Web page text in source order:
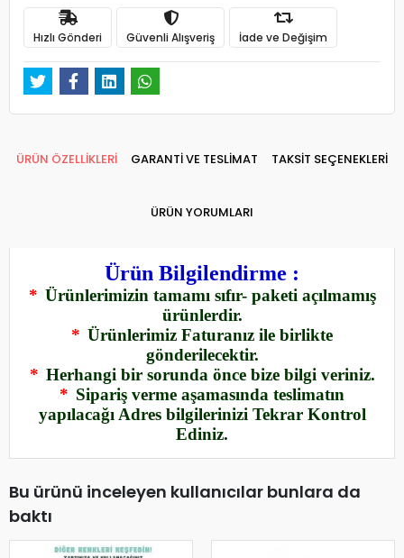
Hızlı Gönderi Güvenli Alışveriş İade ve Değişim
ÜRÜN ÖZELLİKLERİ GARANTİ VE TESLİMAT TAKSİT SEÇENEKLERİ
ÜRÜN YORUMLARI
Ürün Bilgilendirme :
* Ürünlerimizin tamamı sıfır- paketi açılmamış
ürünlerdir.
* Ürünlerimiz Faturanız ile birlikte
gönderilecektir.
* Herhangi bir sorunda önce bize bilgi veriniz.
* Sipariş verme aşamasında teslimatın
yapılacağı Adres bilgilerinizi Tekrar Kontrol
Ediniz.
Bu ürünü inceleyen kullanıcılar bunlara da
baktı